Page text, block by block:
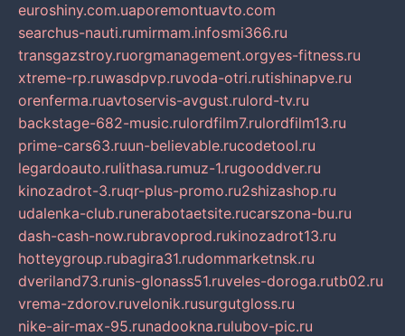
euroshiny.com.uaporemontuavto.com
searchus-nauti.rumirmam.infosmi366.ru
transgazstroy.ruorgmanagement.orgyes-fitness.ru
xtreme-rp.ruwasdpvp.ruvoda-otri.rutishinapve.ru
orenferma.ruavtoservis-avgust.rulord-tv.ru
backstage-682-music.rulordfilm7.rulordfilm13.ru
prime-cars63.ruun-believable.rucodetool.ru
legardoauto.rulithasa.rumuz-1.rugooddver.ru
kinozadrot-3.ruqr-plus-promo.ru2shizashop.ru
udalenka-club.runerabotaetsite.rucarszona-bu.ru
dash-cash-now.rubravoprod.rukinozadrot13.ru
hotteygroup.rubagira31.rudommarketnsk.ru
dveriland73.runis-glonass51.ruveles-doroga.rutb02.ru
vrema-zdorov.ruvelonik.rusurgutgloss.ru
nike-air-max-95.runadookna.rulubov-pic.ru